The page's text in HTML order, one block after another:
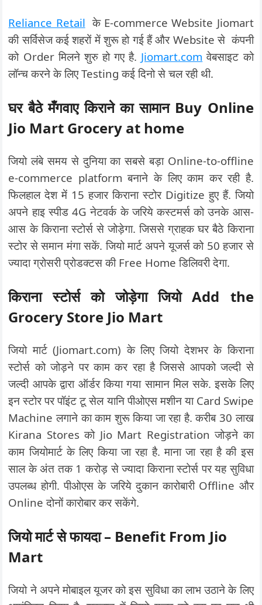
Reliance Retail के E-commerce Website Jiomart
की सर्विसेज कई शहरों में शुरू हो गई हैं और Website से कंपनी
को Order मिलने शुरु हो गए है. Jiomart.com वेबसाइट को
लॉन्च करने के लिए Testing कई दिनो से चल रही थी.
घर बैठे मँगवाए किराने का सामान Buy Online
Jio Mart Grocery at home
जियो लंबे समय से दुनिया का सबसे बड़ा Online-to-offline
e-commerce platform बनाने के लिए काम कर रही है.
फिलहाल देश में 15 हजार किराना स्टोर Digitize हुए हैं. जियो
अपने हाइ स्पीड 4G नेटवर्क के जरिये कस्टमर्स को उनके आस-
आस के किराना स्टोर्स से जोड़ेगा. जिससे ग्राहक घर बैठे किराना
स्टोर से समान मंगा सकें. जियो मार्ट अपने यूजर्स को 50 हजार से
ज्यादा ग्रोसरी प्रोडक्टस की Free Home डिलिवरी देगा.
किराना स्टोर्स को जोड़ेगा जियो Add the
Grocery Store Jio Mart
जियो मार्ट (Jiomart.com) के लिए जियो देशभर के किराना
स्टोर्स को जोड़ने पर काम कर रहा है जिससे आपको जल्दी से
जल्दी आपके द्वारा ऑर्डर किया गया सामान मिल सके. इसके लिए
इन स्टोर पर पॉइंट टू सेल यानि पीओएस मशीन या Card Swipe
Machine लगाने का काम शुरू किया जा रहा है. करीब 30 लाख
Kirana Stores को Jio Mart Registration जोड़ने का
काम जियोमार्ट के लिए किया जा रहा है. माना जा रहा है की इस
साल के अंत तक 1 करोड़ से ज्यादा किराना स्टोर्स पर यह सुविधा
उपलब्ध होगी. पीओएस के जरिये दुकान कारोबारी Offline और
Online दोनों कारोबार कर सकेंगे.
जियो मार्ट से फायदा – Benefit From Jio
Mart
जियो ने अपने मोबाइल यूजर को इस सुविधा का लाभ उठाने के लिए